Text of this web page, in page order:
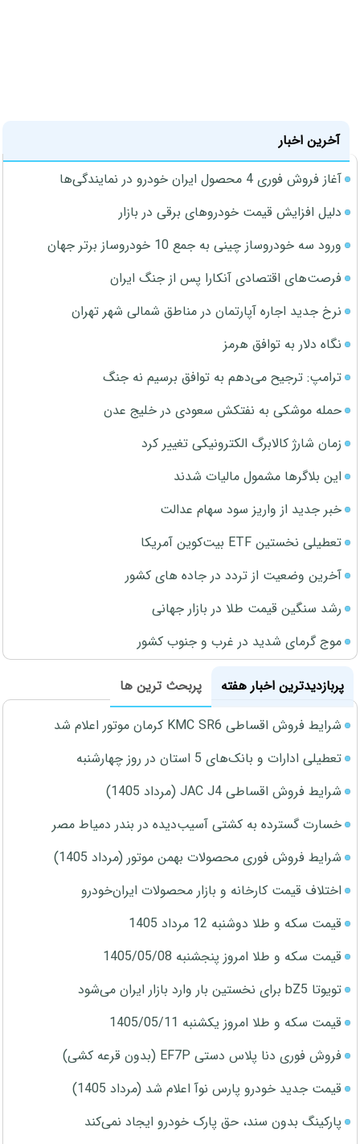
آخرین اخبار
آغاز فروش فوری 4 محصول ایران خودرو در نمایندگی‌ها
دلیل افزایش قیمت خودروهای برقی در بازار
ورود سه خودروساز چینی به جمع 10 خودروساز برتر جهان
فرصت‌های اقتصادی آنکارا پس از جنگ ایران
نرخ جدید اجاره آپارتمان در مناطق شمالی شهر تهران
نگاه دلار به توافق هرمز
ترامپ: ترجیح می‌دهم به توافق برسیم نه جنگ
حمله موشکی به نفتکش سعودی در خلیج عدن
زمان شارژ کالابرگ الکترونیکی تغییر کرد
این بلاگرها مشمول مالیات شدند
خبر جدید از واریز سود سهام عدالت
تعطیلی نخستین ETF بیت‌کوین آمریکا
آخرین وضعیت از تردد در جاده های کشور
رشد سنگین قیمت طلا در بازار جهانی
موج گرمای شدید در غرب و جنوب کشور
پربازدیدترین اخبار هفته
پربحث ترین ها
شرایط فروش اقساطی KMC SR6 کرمان موتور اعلام شد
تعطیلی ادارات و بانک‌های 5 استان در روز چهارشنبه
شرایط فروش اقساطی JAC J4 (مرداد 1405)
خسارت گسترده به کشتی آسیب‌دیده در بندر دمیاط مصر
شرایط فروش فوری محصولات بهمن موتور (مرداد 1405)
اختلاف قیمت کارخانه و بازار محصولات ایران‌خودرو
قیمت سکه و طلا دوشنبه 12 مرداد 1405
قیمت سکه و طلا امروز پنجشنبه 1405/05/08
تویوتا bZ5 برای نخستین بار وارد بازار ایران می‌شود
قیمت سکه و طلا امروز یکشنبه 1405/05/11
فروش فوری دنا پلاس دستی EF7P (بدون قرعه کشی)
قیمت جدید خودرو پارس نوآ اعلام شد (مرداد 1405)
پارکینگ بدون سند، حق پارک خودرو ایجاد نمی‌کند